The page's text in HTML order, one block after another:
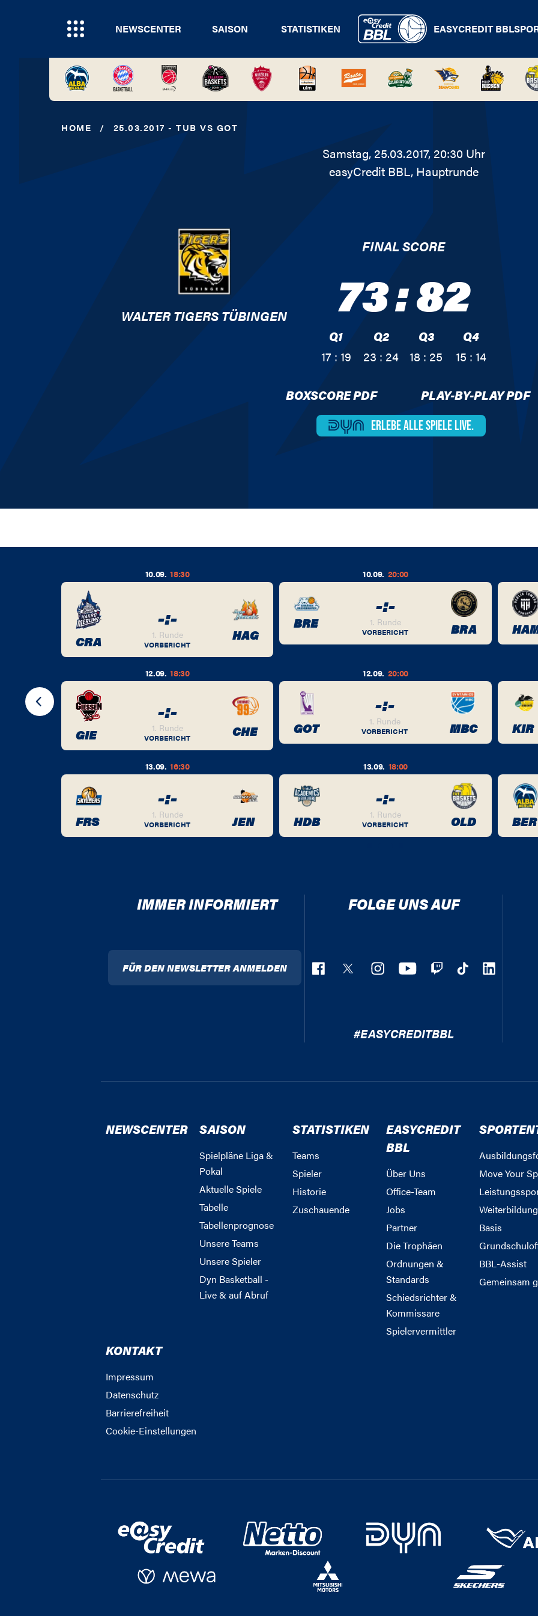
NEWSCENTER SAISON STATISTIKEN EASYCREDIT BBL
HOME / 25.03.2017 - TUB VS GOT
Samstag, 25.03.2017, 20:30 Uhr
easyCredit BBL, Hauptrunde
WALTER TIGERS TÜBINGEN
FINAL SCORE
73:82
Q1
17 : 19
Q2
23 : 24
Q3
18 : 25
Q4
15 : 14
BOXSCORE PDF PLAY-BY-PLAY PDF
ERLEBE ALLESPIELE LIVE.
BER
10.09. 18:30
CRA
-:-
1. Runde
VORBERICHT
HAG
10.09. 20:00
BRE
-:-
1. Runde
VORBERICHT BRA
12.09. 18:30
GIE
-:-
1. Runde
VORBERICHT CHE
12.09. 20:00
GOT
-:-
1. Runde
VORBERICHT MBC KIR
13.09. 16:30
FRS
-:-
1. Runde
VORBERICHT JEN
13.09. 18:00
HDB
-:-
1. Runde
VORBERICHT OLD BER
IMMER INFORMIERT
FÜR DEN NEWSLETTER ANMELDEN
FOLGE UNS AUF
#EASYCREDITBBL
NEWSCENTER SAISON
Spielpläne Liga &
Pokal
Aktuelle Spiele
Tabelle
Tabellenprognose
Unsere Teams
Unsere Spieler
Dyn Basketball -
Live & auf Abruf
STATISTIKEN
Teams
Spieler
Historie
Zuschauende
EASYCREDIT
BBL
Über Uns
Office-Team
Jobs
Partner
Die Trophäen
Ordnungen &
Standards
Schiedsrichter &
Kommissare
Spielervermittler
Move Your
Weiterbildung
Basis
BBL-Assist
Gemeinsam
KONTAKT
Impressum
Datenschutz
Barrierefreiheit
Cookie-Einstellungen